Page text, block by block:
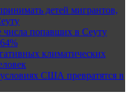
детей мигрантов,
числа попавших в Сеуту
климатических
США превратятся в